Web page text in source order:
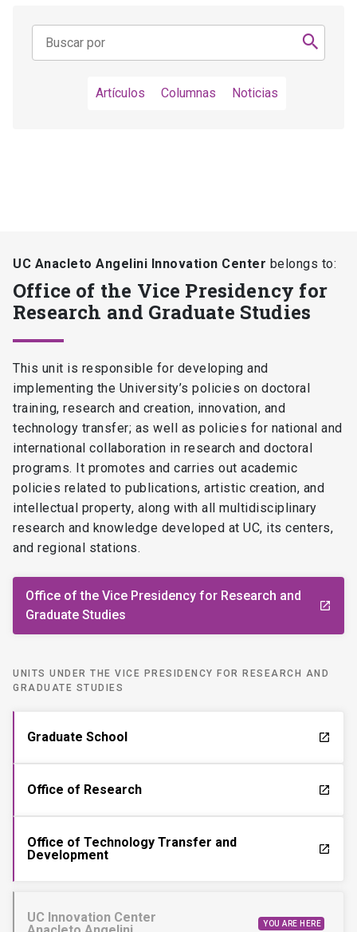
Artículos Columnas Noticias
UC Anacleto Angelini Innovation Center belongs to:
Office of the Vice Presidency for
Research and Graduate Studies
This unit is responsible for developing and
implementing the University’s policies on doctoral
training, research and creation, innovation, and
technology transfer; as well as policies for national and
international collaboration in research and doctoral
programs. It promotes and carries out academic
policies related to publications, artistic creation, and
intellectual property, along with all multidisciplinary
research and knowledge developed at UC, its centers,
and regional stations.
Office of the Vice Presidency for Research and
Graduate Studies
launch
UNITS UNDER THE VICE PRESIDENCY FOR RESEARCH AND
GRADUATE STUDIES
Graduate School launch
Office of Research launch
Office of Technology Transfer and
Development
launch
UC Innovation Center
YOU ARE HERE